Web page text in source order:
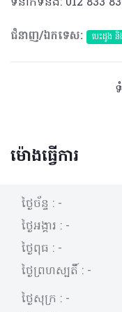
ជំនាញ/ឯកទេស:
បេះដូង​
ម៉ោងធ្វើការ
ថ្ងៃច័ន្ទ : -
ថ្ងៃអង្គារ : -
ថ្ងៃពុធ : -
ថ្ងៃព្រហស្បតិ៍ : -
ថ្ងៃសុក្រ : -